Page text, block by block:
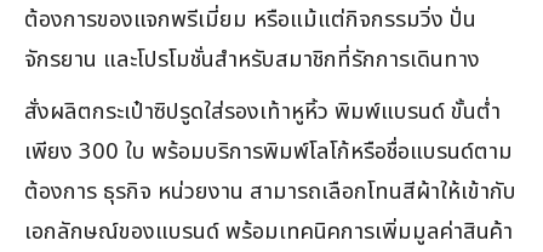
ต้องการของแจกพรีเมี่ยม หรือแม้แต่กิจกรรมวิ่ง ปั่น
จักรยาน และโปรโมชั่นสำหรับสมาชิกที่รักการเดินทาง
สั่งผลิตกระเป๋าซิปรูดใส่รองเท้าหูหิ้ว พิมพ์แบรนด์ ขั้นต่ำ
เพียง 300 ใบ พร้อมบริการพิมพ์โลโก้หรือชื่อแบรนด์ตาม
ต้องการ ธุรกิจ หน่วยงาน สามารถเลือกโทนสีผ้าให้เข้ากับ
เอกลักษณ์ของแบรนด์ พร้อมเทคนิคการเพิ่มมูลค่าสินค้า